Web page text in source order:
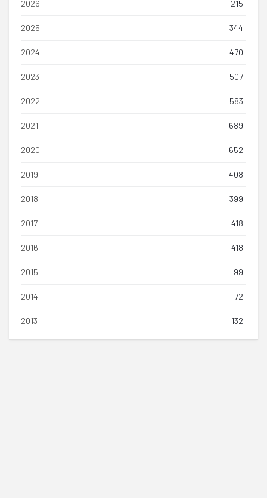
2026 215
2025 344
2024 470
2023 507
2022 583
2021 689
2020 652
2019 408
2018 399
2017 418
2016 418
2015 99
2014 72
2013 132